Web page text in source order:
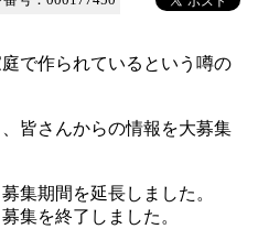
で作られているという噂の
皆さんからの情報を大募集
集期間を延長しました。
集を終了しました。